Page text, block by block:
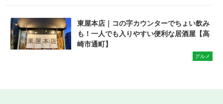
東屋本店｜コの字カウンターでちょい飲み
も！一人でも入りやすい便利な居酒屋【高
崎市通町】
グルメ